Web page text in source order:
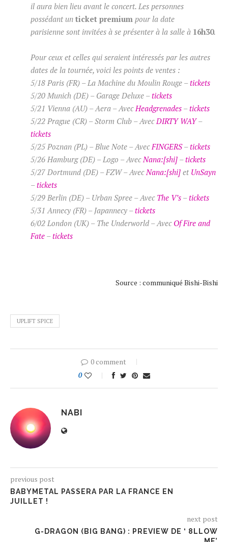
il aura bien lieu avant le concert. Les personnes
possédant un ticket premium pour la date
parisienne sont invitées à se présenter à la salle à 16h30.
Pour ceux et celles qui seraient intéressés par les autres
dates de la tournée, voici les points de ventes :
5/18 Paris (FR) – La Machine du Moulin Rouge –tickets
5/20 Munich (DE) – Garage Deluxe –tickets
5/21 Vienna (AU) – Aera – Avec Headgrenades –tickets
5/22 Prague (CR) – Storm Club – Avec DIRTY WAY–
tickets
5/25 Poznan (PL) – Blue Note – Avec FINGERS–tickets
5/26 Hamburg (DE) – Logo – AvecNana:[shi] –tickets
5/27 Dortmund (DE) – FZW – AvecNana:[shi] et UnSayn
–tickets
5/29 Berlin (DE) – Urban Spree – Avec The V’s –tickets
5/31 Annecy (FR) – Japannecy –tickets
6/02 London (UK) – The Underworld – AvecOf Fire and
Fate –tickets
Source : communiqué Bishi-Bishi
UPLIFT SPICE
0 comment
0
NABI
previous post
BABYMETAL PASSERA PAR LA FRANCE EN
JUILLET !
next post
G-DRAGON (BIG BANG) : PREVIEW DE ‘ 8LLOW